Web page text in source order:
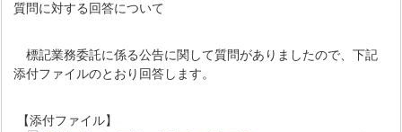
質問に対する回答について
標記業務委託に係る公告に関して質問がありましたので、下記
添付ファイルのとおり回答します。
【添付ファイル】